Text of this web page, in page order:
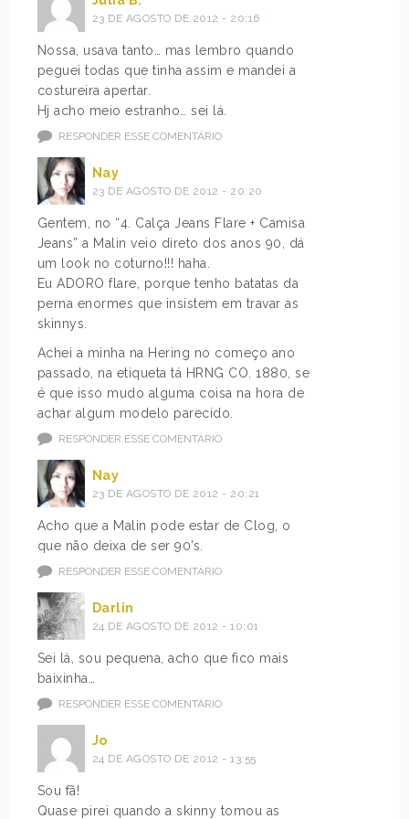
23 DE AGOSTO DE 2012 - 20:16
Nossa, usava tanto… mas lembro quando
peguei todas que tinha assim e mandei a
costureira apertar.
Hj acho meio estranho… sei lá.
RESPONDER ESSE COMENTÁRIO
Nay
23 DE AGOSTO DE 2012 - 20:20
Gentem, no “4. Calça Jeans Flare + Camisa
Jeans” a Malin veio direto dos anos 90, dá
um look no coturno!!! haha.
Eu ADORO flare, porque tenho batatas da
perna enormes que insistem em travar as
skinnys.
Achei a minha na Hering no começo ano
passado, na etiqueta tá HRNG CO. 1880, se
é que isso mudo alguma coisa na hora de
achar algum modelo parecido.
RESPONDER ESSE COMENTÁRIO
Nay
23 DE AGOSTO DE 2012 - 20:21
Acho que a Malin pode estar de Clog, o
que não deixa de ser 90’s.
RESPONDER ESSE COMENTÁRIO
Darlin
24 DE AGOSTO DE 2012 - 10:01
Sei lá, sou pequena, acho que fico mais
baixinha…
RESPONDER ESSE COMENTÁRIO
Jo
24 DE AGOSTO DE 2012 - 13:55
Sou fã!
Quase pirei quando a skinny tomou as